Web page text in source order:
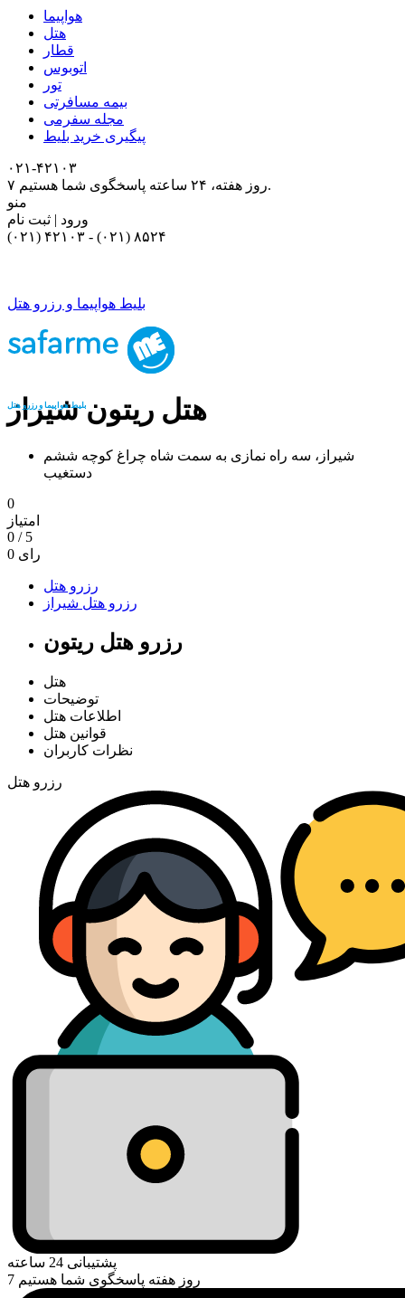
هواپیما
هتل
قطار
اتوبوس
تور
بیمه مسافرتی
مجله سفرمی
پیگیری خرید بلیط
۰۲۱-۴٢١٠٣
۷ روز هفته، ۲۴ ساعته پاسخگوی شما هستیم.
منو
ورود | ثبت نام
- (۰۲۱) ۸۵۲۴
بلیط هواپیما و رزرو هتل
بلیط هواپیما و رزرو هتل
هتل ریتون شیراز
شیراز، سه راه نمازی به سمت شاه چراغ کوچه ششم
دستغیب
0
امتیاز
0 / 5
0 رای
رزرو هتل
رزرو هتل شیراز
رزرو هتل ریتون
هتل
توضیحات
اطلاعات هتل
قوانین هتل
نظرات کاربران
رزرو هتل
پشتیبانی 24 ساعته
7 روز هفته پاسخگوی شما هستیم